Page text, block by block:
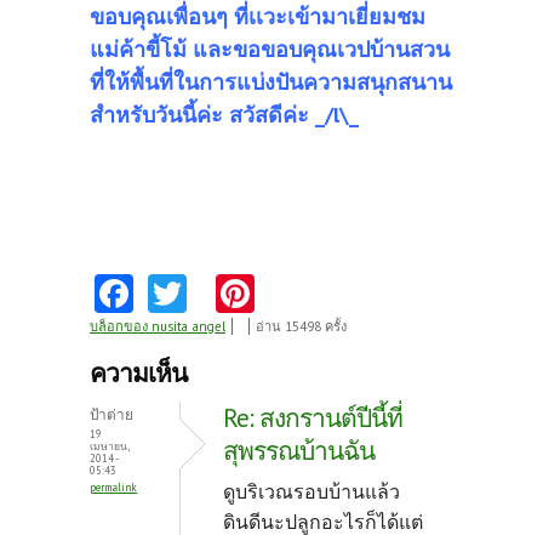
ขอบคุณเพื่อนๆ ที่เเวะเข้ามาเยี่ยมชม
แม่ค้าขี้โม้ และขอขอบคุณเวปบ้านสวน
ที่ให้พื้นที่ในการแบ่งปันความสนุกสนาน
สำหรับวันนี้ค่ะ สวัสดีค่ะ _/l\_
Fa
ce
b
k
w
itt
nt
es
t
บล็อกของ nusita_angel อ่าน 15498 ครั้ง
ความเห็น
ป้าต่าย
19
เมษายน,
2014 -
05:43
permalink
Re: สงกรานต์ปีนี้ที่
สุพรรณบ้านฉัน
ดูบริเวณรอบบ้านแล้ว
ดินดีนะปลูกอะไรก็ได้แต่